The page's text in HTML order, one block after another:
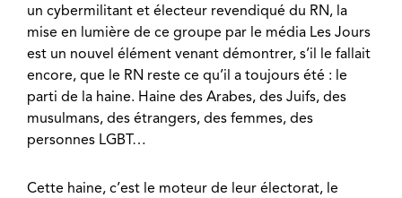
un cybermilitant et électeur revendiqué du RN, la
mise en lumière de ce groupe par le média Les Jours
est un nouvel élément venant démontrer, s’il le fallait
encore, que le RN reste ce qu’il a toujours été : le
parti de la haine. Haine des Arabes, des Juifs, des
musulmans, des étrangers, des femmes, des
personnes LGBT…
Cette haine, c’est le moteur de leur électorat, le